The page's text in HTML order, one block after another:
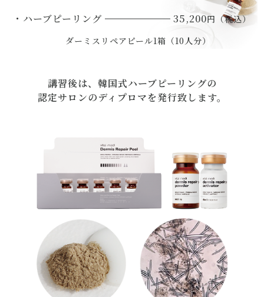
・ハーブピーリング 35,200円（税込）
ダーミスリペアピール1箱（10人分）
講習後は、韓国式ハーブピーリングの
認定サロンのディプロマを発行致します。